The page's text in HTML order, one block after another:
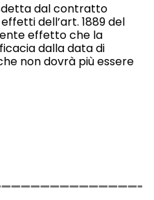
dal contratto
dell’art. 1889 del
effetto che la
dalla data di
non dovrà più essere